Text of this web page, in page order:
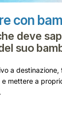
con
deve
suo
a destinazione,
mettere a